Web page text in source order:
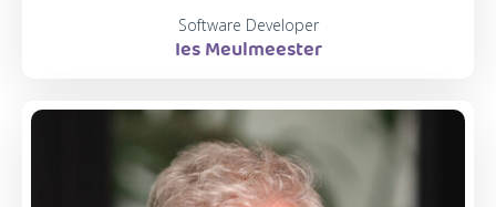
Software Developer
Ies Meulmeester